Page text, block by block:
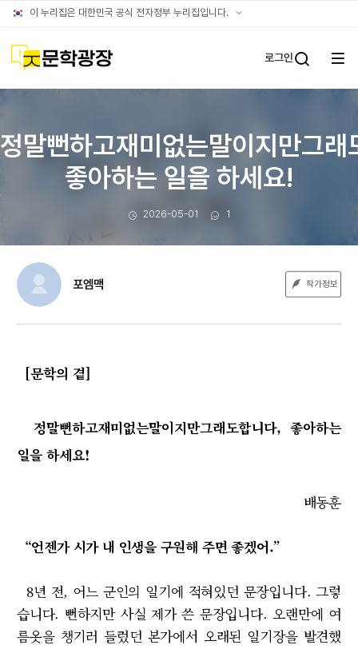
이 누리집은 대한민국 공식 전자정부 누리집입니다. 공식
문학광장 로그인
전체
정말뻔하고재미없는말이지만그래
좋아하는 일을 하세요!
작성일
2026-05-01 댓글수
1
포엠맥
[문학의 곁]
정말뻔하고재미없는말이지만그래도합니다, 좋아하는
일을 하세요!
배동훈
“언젠가 시가 내 인생을 구원해 주면 좋겠어.”
8년 전, 어느 군인의 일기에 적혀있던 문장입니다. 그렇
습니다. 뻔하지만 사실 제가 쓴 문장입니다. 오랜만에 여
름옷을 챙기러 들렀던 본가에서 오래된 일기장을 발견했